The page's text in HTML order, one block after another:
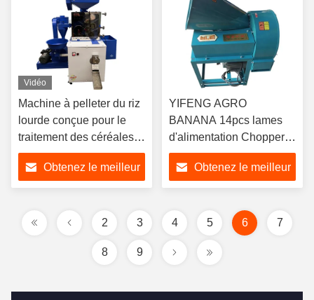
Vidéo
Machine à pelleter du riz
lourde conçue pour le
traitement des céréales
et une maintenance
facile dans les
applications de fraisage
Obtenez le meilleur
YIFENG AGRO
BANANA 14pcs lames
d'alimentation Chopper
machine à couper pour l'
éléphant de banane
Obtenez le meilleur
2 3 4 5 6 7
8 9